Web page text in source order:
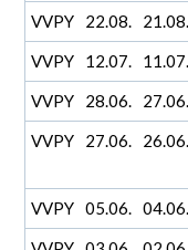
VVPY
22.08. 21.08.
VVPY
12.07. 11.07.
VVPY
28.06. 27.06.
VVPY
27.06. 26.06.
VVPY 05.06. 04.06.